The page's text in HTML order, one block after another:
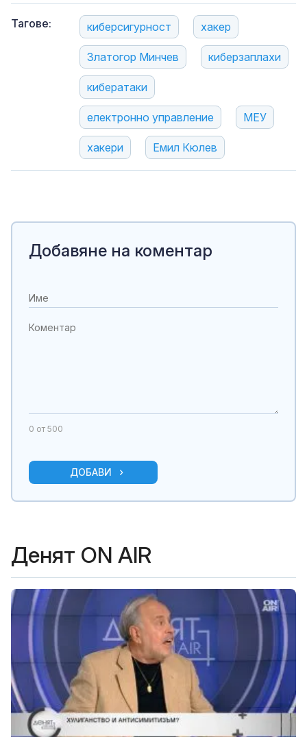
Тагове: киберсигурност хакер
Златогор Минчев киберзаплахи
кибератаки
електронно управление МЕУ
хакери Емил Кюлев
Добавяне на коментар
0 от 500
ДОБАВИ
Денят ON AIR